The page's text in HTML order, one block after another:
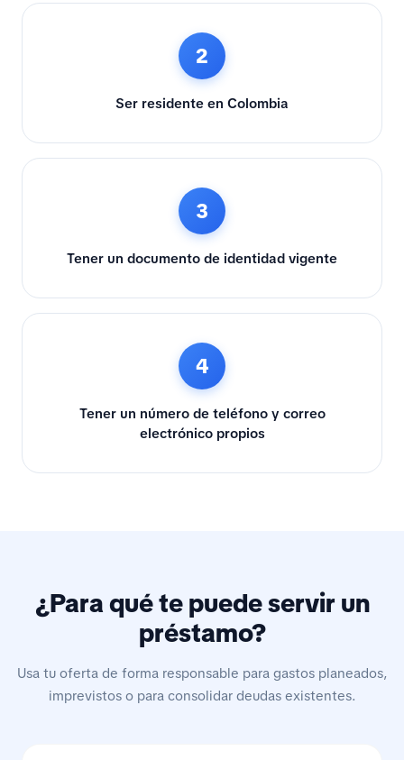
2
Ser residente en Colombia
3
Tener un documento de identidad vigente
4
Tener un número de teléfono y correo
electrónico propios
¿Para qué te puede servir un
préstamo?
Usa tu oferta de forma responsable para gastos planeados,
imprevistos o para consolidar deudas existentes.